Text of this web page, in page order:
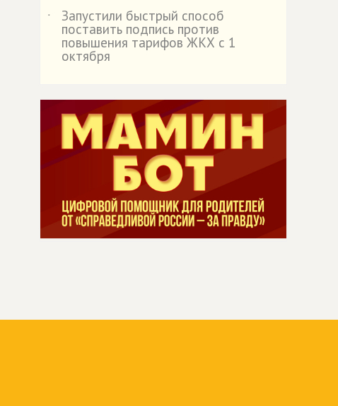
˙
Запустили быстрый способ
поставить подпись против
повышения тарифов ЖКХ с 1
октября